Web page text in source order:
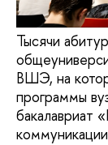
Тысячи
ВШЭ, на
программы
бакалавриат